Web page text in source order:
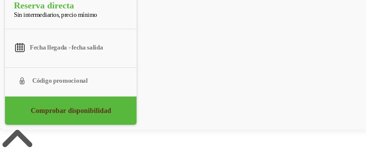
Reserva directa
Sin intermediarios, precio mínimo
Comprobar disponibilidad